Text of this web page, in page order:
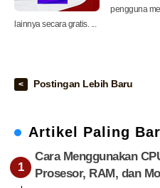
pengguna
lainnya secara gratis. ...
Postingan Lebih Baru
Artikel Paling
Cara Menggunakan
Prosesor, RAM, dan